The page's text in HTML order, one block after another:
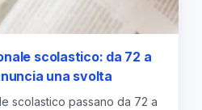
scolastico: da 72 a
una svolta
scolastico passano da 72 a